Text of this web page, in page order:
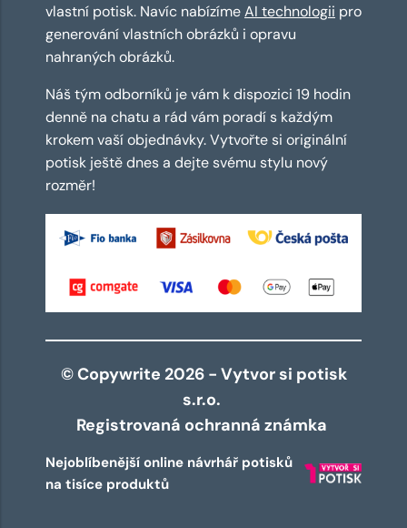
vlastní potisk. Navíc nabízímeAI technologii pro
generování vlastních obrázků i opravu
nahraných obrázků.
Náš tým odborníků je vám k dispozici 19 hodin
denně na chatu a rád vám poradí s každým
krokem vaší objednávky. Vytvořte si originální
potisk ještě dnes a dejte svému stylu nový
rozměr!
© Copywrite 2026 - Vytvor si potisk
s.r.o.
Registrovaná ochranná známka
Nejoblíbenější online návrhář potisků
na tisíce produktů